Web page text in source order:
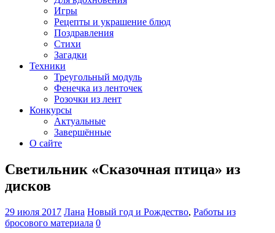
Игры
Рецепты и украшение блюд
Поздравления
Стихи
Загадки
Техники
Треугольный модуль
Фенечка из ленточек
Розочки из лент
Конкурсы
Актуальные
Завершённые
О сайте
Светильник «Сказочная птица» из
дисков
29 июля 2017 Лана Новый год и Рождество, Работы из
бросового материала 0